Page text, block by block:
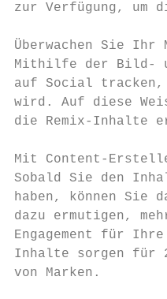
zur Verfügung,
Überwachen
Mithilfe der Bild-
auf Social tracken,
wird. Auf diese
die Remix-Inhalte
Mit Content-
Sobald Sie den
haben, können
dazu ermutigen,
Engagement für
Inhalte sorgen für
von Marken.